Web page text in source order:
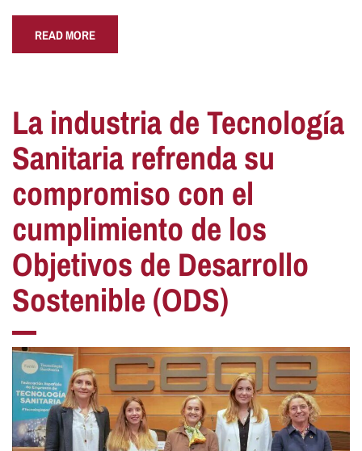
READ MORE
La industria de Tecnología
Sanitaria refrenda su
compromiso con el
cumplimiento de los
Objetivos de Desarrollo
Sostenible (ODS)